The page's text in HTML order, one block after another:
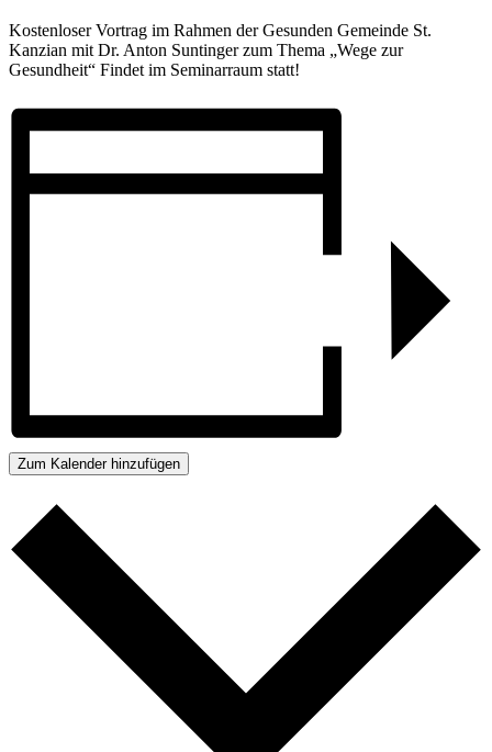
Kostenloser Vortrag im Rahmen der Gesunden Gemeinde St.
Kanzian mit Dr. Anton Suntinger zum Thema „Wege zur
Gesundheit“ Findet im Seminarraum statt!
Zum Kalender hinzufügen